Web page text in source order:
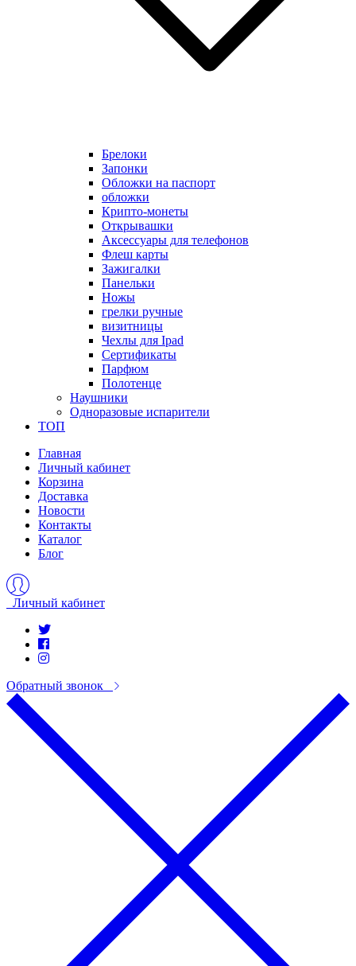
Брелоки
Запонки
Обложки на паспорт
обложки
Крипто-монеты
Открывашки
Аксессуары для телефонов
Флеш карты
Зажигалки
Панельки
Ножы
грелки ручные
визитницы
Чехлы для Ipad
Сертификаты
Парфюм
Полотенце
Наушники
Одноразовые испарители
ТОП
Главная
Личный кабинет
Корзина
Доставка
Новости
Контакты
Каталог
Блог
Личный кабинет
Обратный звонок